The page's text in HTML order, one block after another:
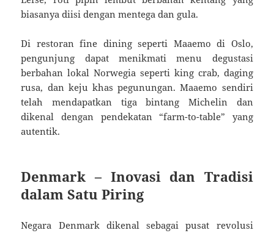
biasanya diisi dengan mentega dan gula.
Di restoran fine dining seperti Maaemo di Oslo,
pengunjung dapat menikmati menu degustasi
berbahan lokal Norwegia seperti king crab, daging
rusa, dan keju khas pegunungan. Maaemo sendiri
telah mendapatkan tiga bintang Michelin dan
dikenal dengan pendekatan “farm-to-table” yang
autentik.
Denmark – Inovasi dan Tradisi
dalam Satu Piring
Negara Denmark dikenal sebagai pusat revolusi